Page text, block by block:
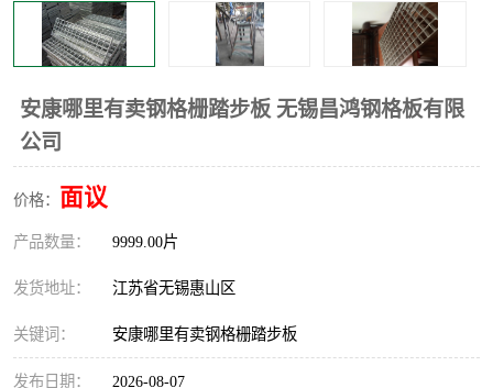
安康哪里有卖钢格栅踏步板 无锡昌鸿钢格板有限
公司
价格： 面议
产品数量： 9999.00片
发货地址： 江苏省无锡惠山区
关键词： 安康哪里有卖钢格栅踏步板
发布日期： 2026-08-07